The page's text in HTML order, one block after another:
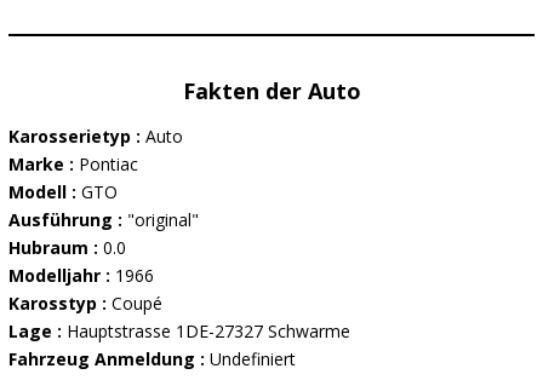
Fakten der Auto
Karosserietyp : Auto
Marke : Pontiac
Modell : GTO
Ausführung : "original"
Hubraum : 0.0
Modelljahr : 1966
Karosstyp : Coupé
Lage : Hauptstrasse 1DE-27327 Schwarme
Fahrzeug Anmeldung : Undefiniert